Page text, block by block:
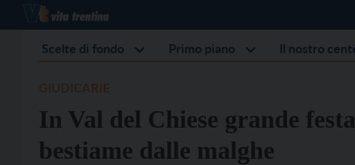
Scelte di fondo Primo piano Il nostro
In Val del Chiese grande
bestiame dalle malghe